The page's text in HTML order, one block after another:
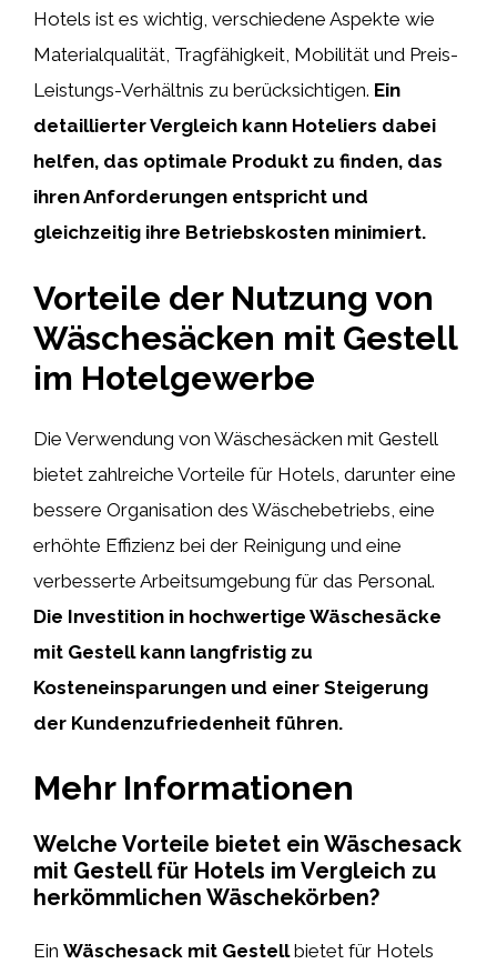
Hotels ist es wichtig, verschiedene Aspekte wie
Materialqualität, Tragfähigkeit, Mobilität und Preis-
Leistungs-Verhältnis zu berücksichtigen. Ein
detaillierter Vergleich kann Hoteliers dabei
helfen, das optimale Produkt zu finden, das
ihren Anforderungen entspricht und
gleichzeitig ihre Betriebskosten minimiert.
Vorteile der Nutzung von
Wäschesäcken mit Gestell
im Hotelgewerbe
Die Verwendung von Wäschesäcken mit Gestell
bietet zahlreiche Vorteile für Hotels, darunter eine
bessere Organisation des Wäschebetriebs, eine
erhöhte Effizienz bei der Reinigung und eine
verbesserte Arbeitsumgebung für das Personal.
Die Investition in hochwertige Wäschesäcke
mit Gestell kann langfristig zu
Kosteneinsparungen und einer Steigerung
der Kundenzufriedenheit führen.
Mehr Informationen
Welche Vorteile bietet ein Wäschesack
mit Gestell für Hotels im Vergleich zu
herkömmlichen Wäschekörben?
Ein Wäschesack mit Gestellbietet für Hotels